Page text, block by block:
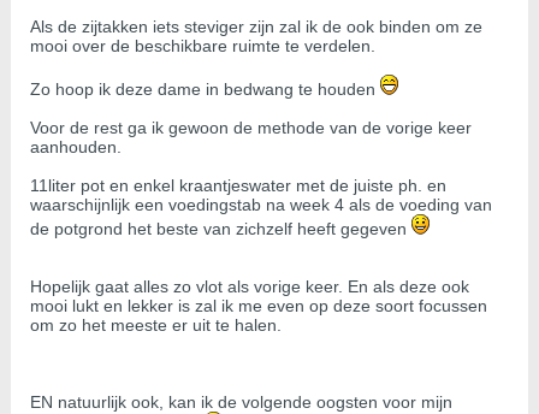
Als de zijtakken iets steviger zijn zal ik de ook binden om ze
mooi over de beschikbare ruimte te verdelen.
Zo hoop ik deze dame in bedwang te houden
Voor de rest ga ik gewoon de methode van de vorige keer
aanhouden.
11liter pot en enkel kraantjeswater met de juiste ph. en
waarschijnlijk een voedingstab na week 4 als de voeding van
de potgrond het beste van zichzelf heeft gegeven
Hopelijk gaat alles zo vlot als vorige keer. En als deze ook
mooi lukt en lekker is zal ik me even op deze soort focussen
om zo het meeste er uit te halen.
EN natuurlijk ook, kan ik de volgende oogsten voor mijn